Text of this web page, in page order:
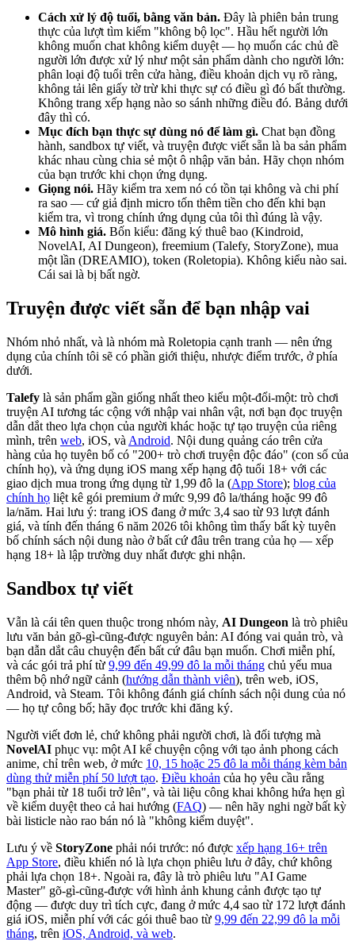
Cách xử lý độ tuổi, bằng văn bản. Đây là phiên bản trung
thực của lượt tìm kiếm "không bộ lọc". Hầu hết người lớn
không muốn chat không kiểm duyệt — họ muốn các chủ đề
người lớn được xử lý như một sản phẩm dành cho người lớn:
phân loại độ tuổi trên cửa hàng, điều khoản dịch vụ rõ ràng,
không tải lên giấy tờ trừ khi thực sự có điều gì đó bất thường.
Không trang xếp hạng nào so sánh những điều đó. Bảng dưới
đây thì có.
Mục đích bạn thực sự dùng nó để làm gì. Chat bạn đồng
hành, sandbox tự viết, và truyện được viết sẵn là ba sản phẩm
khác nhau cùng chia sẻ một ô nhập văn bản. Hãy chọn nhóm
của bạn trước khi chọn ứng dụng.
Giọng nói. Hãy kiểm tra xem nó có tồn tại không và chi phí
ra sao — cứ giả định micro tốn thêm tiền cho đến khi bạn
kiểm tra, vì trong chính ứng dụng của tôi thì đúng là vậy.
Mô hình giá. Bốn kiểu: đăng ký thuê bao (Kindroid,
NovelAI, AI Dungeon), freemium (Talefy, StoryZone), mua
một lần (DREAMIO), token (Roletopia). Không kiểu nào sai.
Cái sai là bị bất ngờ.
Truyện được viết sẵn để bạn nhập vai
Nhóm nhỏ nhất, và là nhóm mà Roletopia cạnh tranh — nên ứng
dụng của chính tôi sẽ có phần giới thiệu, nhược điểm trước, ở phía
dưới.
Talefy là sản phẩm gần giống nhất theo kiểu một-đổi-một: trò chơi
truyện AI tương tác cộng với nhập vai nhân vật, nơi bạn đọc truyện
dẫn dắt theo lựa chọn của người khác hoặc tự tạo truyện của riêng
mình, trên web, iOS, và Android. Nội dung quảng cáo trên cửa
hàng của họ tuyên bố có "200+ trò chơi truyện độc đáo" (con số của
chính họ), và ứng dụng iOS mang xếp hạng độ tuổi 18+ với các
giao dịch mua trong ứng dụng từ 1,99 đô la (App Store); blog của
chính họ liệt kê gói premium ở mức 9,99 đô la/tháng hoặc 99 đô
la/năm. Hai lưu ý: trang iOS đang ở mức 3,4 sao từ 93 lượt đánh
giá, và tính đến tháng 6 năm 2026 tôi không tìm thấy bất kỳ tuyên
bố chính sách nội dung nào ở bất cứ đâu trên trang của họ — xếp
hạng 18+ là lập trường duy nhất được ghi nhận.
Sandbox tự viết
Vẫn là cái tên quen thuộc trong nhóm này, AI Dungeon là trò phiêu
lưu văn bản gõ-gì-cũng-được nguyên bản: AI đóng vai quản trò, và
bạn dẫn dắt câu chuyện đến bất cứ đâu bạn muốn. Chơi miễn phí,
và các gói trả phí từ 9,99 đến 49,99 đô la mỗi tháng chủ yếu mua
thêm bộ nhớ ngữ cảnh (hướng dẫn thành viên), trên web, iOS,
Android, và Steam. Tôi không đánh giá chính sách nội dung của nó
— họ tự công bố; hãy đọc trước khi đăng ký.
Người viết đơn lẻ, chứ không phải người chơi, là đối tượng mà
NovelAI phục vụ: một AI kể chuyện cộng với tạo ảnh phong cách
anime, chỉ trên web, ở mức 10, 15 hoặc 25 đô la mỗi tháng kèm bản
dùng thử miễn phí 50 lượt tạo. Điều khoản của họ yêu cầu rằng
"bạn phải từ 18 tuổi trở lên", và tài liệu công khai không hứa hẹn gì
về kiểm duyệt theo cả hai hướng (FAQ) — nên hãy nghi ngờ bất kỳ
bài listicle nào rao bán nó là "không kiểm duyệt".
Lưu ý về StoryZone phải nói trước: nó được xếp hạng 16+ trên
App Store, điều khiến nó là lựa chọn phiêu lưu ở đây, chứ không
phải lựa chọn 18+. Ngoài ra, đây là trò phiêu lưu "AI Game
Master" gõ-gì-cũng-được với hình ảnh khung cảnh được tạo tự
động — được duy trì tích cực, đang ở mức 4,4 sao từ 172 lượt đánh
giá iOS, miễn phí với các gói thuê bao từ 9,99 đến 22,99 đô la mỗi
tháng, trên iOS, Android, và web.